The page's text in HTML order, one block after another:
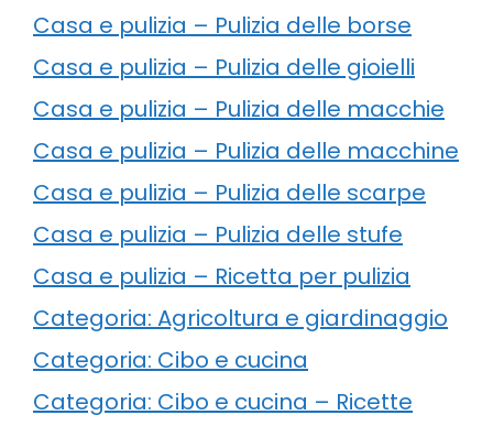
Casa e pulizia – Pulizia delle borse
Casa e pulizia – Pulizia delle gioielli
Casa e pulizia – Pulizia delle macchie
Casa e pulizia – Pulizia delle macchine
Casa e pulizia – Pulizia delle scarpe
Casa e pulizia – Pulizia delle stufe
Casa e pulizia – Ricetta per pulizia
Categoria: Agricoltura e giardinaggio
Categoria: Cibo e cucina
Categoria: Cibo e cucina – Ricette